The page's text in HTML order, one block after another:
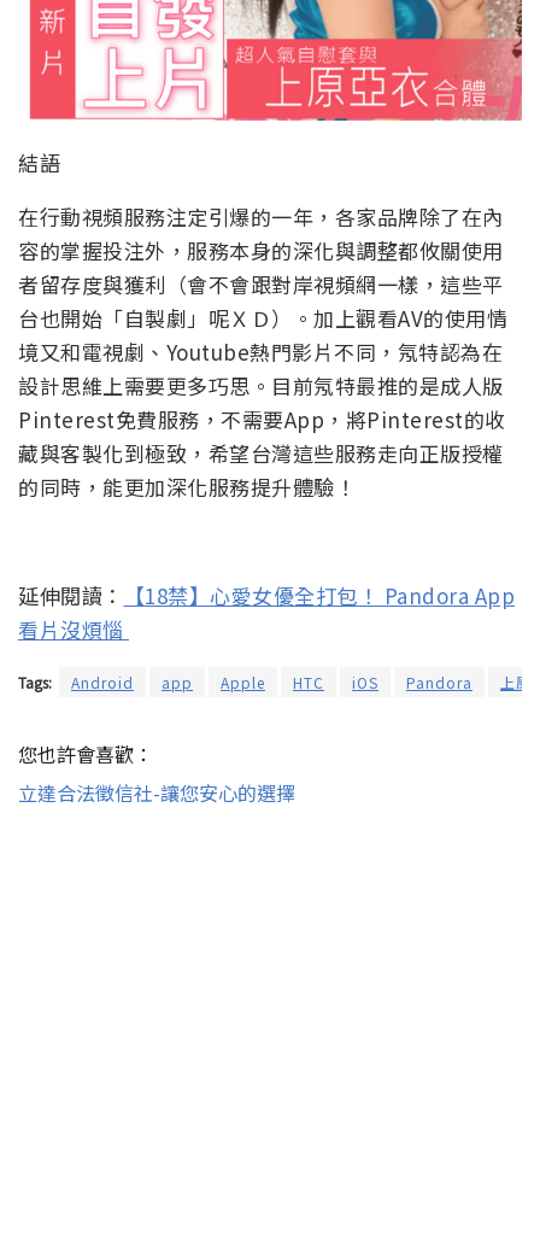
結語
在行動視頻服務注定引爆的一年，各家品牌除了在內
容的掌握投注外，服務本身的深化與調整都攸關使用
者留存度與獲利（會不會跟對岸視頻網一樣，這些平
台也開始「自製劇」呢ＸＤ）。加上觀看AV的使用情
境又和電視劇、Youtube熱門影片不同，氖特認為在
設計思維上需要更多巧思。目前氖特最推的是成人版
Pinterest免費服務，不需要App，將Pinterest的收
藏與客製化到極致，希望台灣這些服務走向正版授權
的同時，能更加深化服務提升體驗！
延伸閱讀：
【18禁】心愛女優全打包！ Pandora App
看片沒煩惱
Tags: Android app Apple HTC iOS Pandora 上原
您也許會喜歡：
立達合法徵信社-讓您安心的選擇